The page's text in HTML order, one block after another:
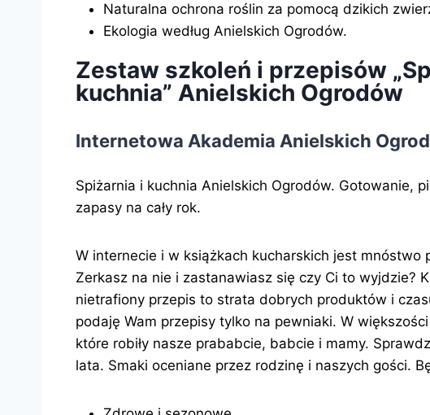
Naturalna ochrona roślin za pomocą dzikich
Ekologia według Anielskich Ogrodów.
Zestaw szkoleń i przepisów
kuchnia” Anielskich Ogrodów
Internetowa Akademia Anielskich
Spiżarnia i kuchnia Anielskich Ogrodów. Gotowanie,
zapasy na cały rok.
W internecie i w książkach kucharskich jest mnóstwo
Zerkasz na nie i zastanawiasz się czy Ci to wyjdzie?
nietrafiony przepis to strata dobrych produktów i
podaję Wam przepisy tylko na pewniaki. W
które robiły nasze prababcie, babcie i mamy.
lata. Smaki oceniane przez rodzinę i naszych gości.